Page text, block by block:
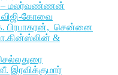
– மலர்வண்ணன்
விஜி-கோவை
பிரபாகரன், சென்னை
&
இரவிக்குமார்